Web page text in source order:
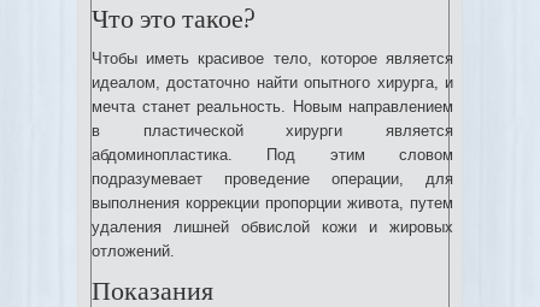
Что это такое?
Чтобы иметь красивое тело, которое является
идеалом, достаточно найти опытного хирурга, и
мечта станет реальность. Новым направлением
в пластической хирурги является
абдоминопластика. Под этим словом
подразумевает проведение операции, для
выполнения коррекции пропорции живота, путем
удаления лишней обвислой кожи и жировых
отложений.
Показания